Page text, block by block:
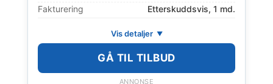
Fakturering
Etterskuddsvis, 1 md.
Vis detaljer
GÅ TIL TILBUD
ANNONSE